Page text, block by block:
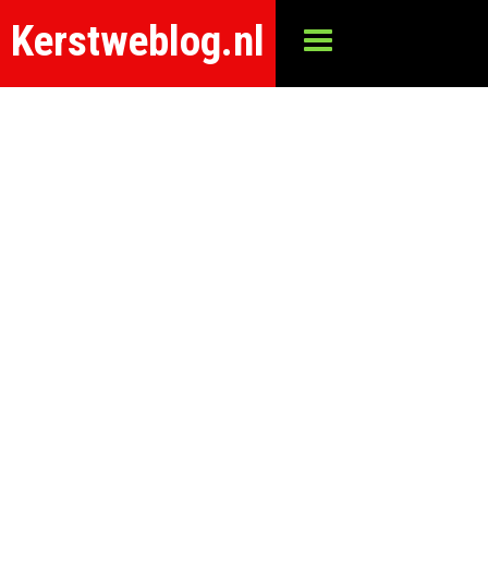
Kerstweblog.nl